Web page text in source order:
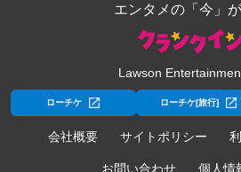
エンタメの「今」
Lawson
ローチケ ローチケ[旅行]
会社概要 サイトポリシー
お問い合わせ 個人情